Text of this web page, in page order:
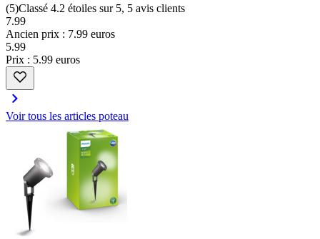
(5)Classé 4.2 étoiles sur 5, 5 avis clients
7.99
Ancien prix : 7.99 euros
5.99
Prix : 5.99 euros
Voir tous les articles poteau